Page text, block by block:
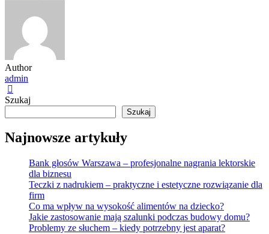
Author
admin
Szukaj
Szukaj
Najnowsze artykuły
Bank głosów Warszawa – profesjonalne nagrania lektorskie
dla biznesu
Teczki z nadrukiem – praktyczne i estetyczne rozwiązanie dla
firm
Co ma wpływ na wysokość alimentów na dziecko?
Jakie zastosowanie mają szalunki podczas budowy domu?
Problemy ze słuchem – kiedy potrzebny jest aparat?